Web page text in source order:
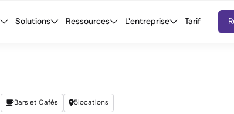
Solutions Ressources L'entreprise Tarif
Bars et Cafés 5locations